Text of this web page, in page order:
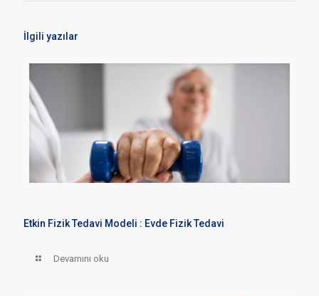
İlgili yazılar
Etkin Fizik Tedavi Modeli : Evde Fizik Tedavi
Devamını oku